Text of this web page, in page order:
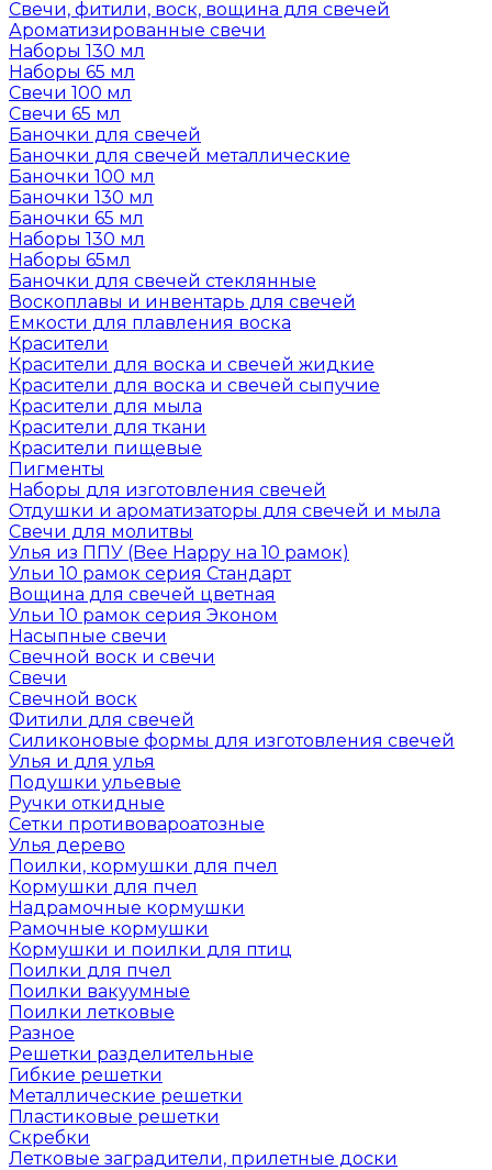
Свечи, фитили, воск, вощина для свечей
Ароматизированные свечи
Наборы 130 мл
Наборы 65 мл
Свечи 100 мл
Свечи 65 мл
Баночки для свечей
Баночки для свечей металлические
Баночки 100 мл
Баночки 130 мл
Баночки 65 мл
Наборы 130 мл
Наборы 65мл
Баночки для свечей стеклянные
Воскоплавы и инвентарь для свечей
Емкости для плавления воска
Красители
Красители для воска и свечей жидкие
Красители для воска и свечей сыпучие
Красители для мыла
Красители для ткани
Красители пищевые
Пигменты
Наборы для изготовления свечей
Отдушки и ароматизаторы для свечей и мыла
Свечи для молитвы
Улья из ППУ (Bee Happy на 10 рамок)
Ульи 10 рамок серия Стандарт
Вощина для свечей цветная
Ульи 10 рамок серия Эконом
Насыпные свечи
Свечной воск и свечи
Свечи
Свечной воск
Фитили для свечей
Силиконовые формы для изготовления свечей
Улья и для улья
Подушки ульевые
Ручки откидные
Сетки противовароатозные
Улья дерево
Поилки, кормушки для пчел
Кормушки для пчел
Надрамочные кормушки
Рамочные кормушки
Кормушки и поилки для птиц
Поилки для пчел
Поилки вакуумные
Поилки летковые
Разное
Решетки разделительные
Гибкие решетки
Металлические решетки
Пластиковые решетки
Скребки
Летковые заградители, прилетные доски